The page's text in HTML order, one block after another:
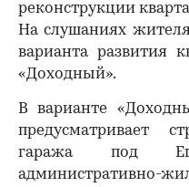
реконструкции
На слушаниях
варианта развития
«Доходный».
В варианте
предусматривает
гаража под
административно-